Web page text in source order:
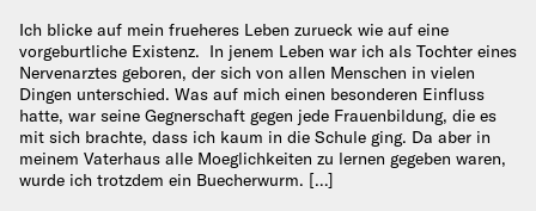
Ich blicke auf mein frueheres Leben zurueck wie auf eine
vorgeburtliche Existenz. In jenem Leben war ich als Tochter eines
Nervenarztes geboren, der sich von allen Menschen in vielen
Dingen unterschied. Was auf mich einen besonderen Einfluss
hatte, war seine Gegnerschaft gegen jede Frauenbildung, die es
mit sich brachte, dass ich kaum in die Schule ging. Da aber in
meinem Vaterhaus alle Moeglichkeiten zu lernen gegeben waren,
wurde ich trotzdem ein Buecherwurm. […]